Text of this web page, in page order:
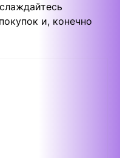
и, конечно